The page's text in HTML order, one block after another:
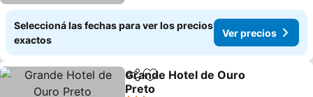
Seleccioná las fechas para ver los precios
exactos
Ver precios
CompartirAñadir a favoritos
Grande Hotel de Ouro
Preto